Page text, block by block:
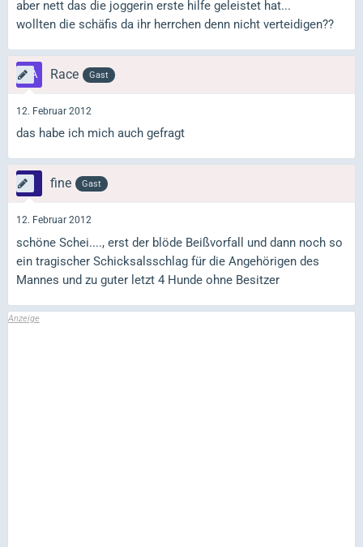
aber nett das die joggerin erste hilfe geleistet hat...
wollten die schäfis da ihr herrchen denn nicht verteidigen??
Race Gast
12. Februar 2012
das habe ich mich auch gefragt
fine Gast
12. Februar 2012
schöne Schei...., erst der blöde Beißvorfall und dann noch so
ein tragischer Schicksalsschlag für die Angehörigen des
Mannes und zu guter letzt 4 Hunde ohne Besitzer